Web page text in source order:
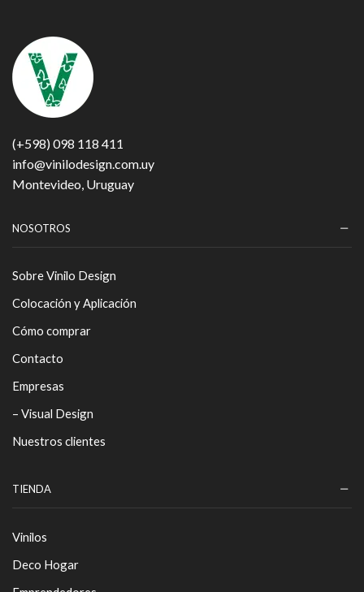
(+598) 098 118 411
info@vinilodesign.com.uy
Montevideo, Uruguay
NOSOTROS
Sobre Vinilo Design
Colocación y Aplicación
Cómo comprar
Contacto
Empresas
– Visual Design
Nuestros clientes
TIENDA
Vinilos
Deco Hogar